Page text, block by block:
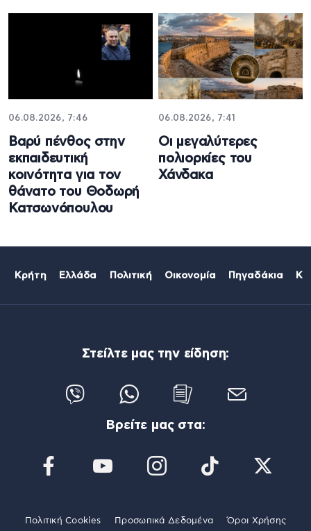
06.08.2026, 7:46
Βαρύ πένθος στην
εκπαιδευτική
κοινότητα για τον
θάνατο του Θοδωρή
Κατσωνόπουλου
06.08.2026, 7:41
Οι μεγαλύτερες
πολιορκίες του
Χάνδακα
Κρήτη Ελλάδα Πολιτική Οικονομία Πηγαδάκια
Στείλτε μας την είδηση:
Βρείτε μας στα:
Πολιτική Cookies Προσωπικά Δεδομένα Όροι Χρήσης